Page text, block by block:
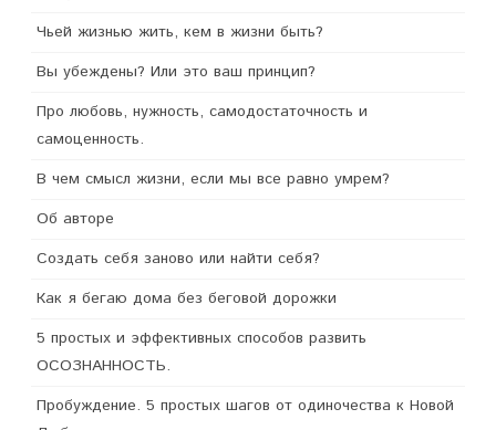
Чьей жизнью жить, кем в жизни быть?
Вы убеждены? Или это ваш принцип?
Про любовь, нужность, самодостаточность и
самоценность.
В чем смысл жизни, если мы все равно умрем?
Об авторе
Создать себя заново или найти себя?
Как я бегаю дома без беговой дорожки
5 простых и эффективных способов развить
ОСОЗНАННОСТЬ.
Пробуждение. 5 простых шагов от одиночества к Новой